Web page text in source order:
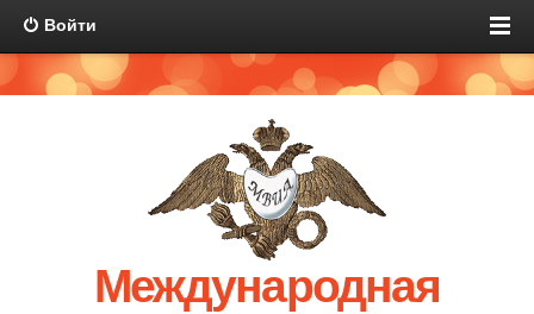
Войти
Международная